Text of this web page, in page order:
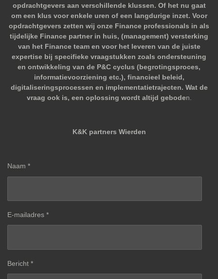
opdrachtgevers aan verschillende klussen. Of het nu gaat
om een klus voor enkele uren of een langdurige inzet. Voor
opdrachtgevers zetten wij onze Finance professionals in als
tijdelijke Finance partner in huis, (management) versterking
van het Finance team en voor het leveren van de juiste
expertise bij specifieke vraagstukken zoals ondersteuning
en ontwikkeling van de P&C cyclus (begrotingsproces,
informatievoorziening etc.), financieel beleid,
digitaliseringsprocessen en implementatietrajecten. Wat de
vraag ook is, een oplossing wordt altijd geboden.
K&K partners Wierden
Naam *
E-mailadres *
Bericht *